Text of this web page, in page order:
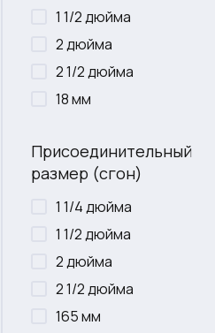
1 1/2 дюйма
2 дюйма
2 1/2 дюйма
18 мм
Присоединительный
размер (сгон)
1 1/4 дюйма
1 1/2 дюйма
2 дюйма
2 1/2 дюйма
165 мм